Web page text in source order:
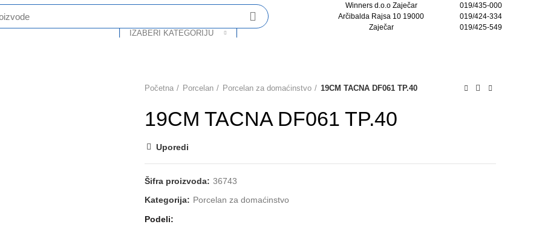
IZABERI KATEGORIJU
Winners d.o.o Zaječar
Arčibalda Rajsa 10 19000
Zaječar
019/435-000
019/424-334
019/425-549
Početna Porcelan Porcelan za domaćinstvo 19CM TACNA DF061 TP.40
19CM TACNA DF061 TP.40
Uporedi
Šifra proizvoda: 36743
Kategorija: Porcelan za domaćinstvo
Podeli